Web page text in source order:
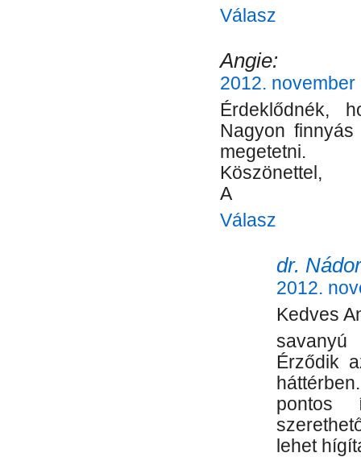
Válasz
Angie:
2012.
Érdeklődnék,
Nagyon
megetetni.
Köszönettel,
A
Válasz
dr.
2012.
Kedves
Érződik
pontos
lehet